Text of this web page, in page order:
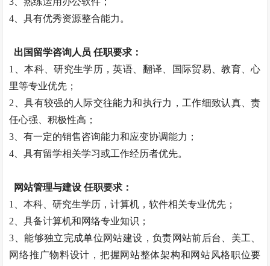
4、具有优秀资源整合能力。
出国留学咨询人员 任职要求：
1、本科、研究生学历，英语、翻译、国际贸易、教育、心
里等专业优先；
2、具有较强的人际交往能力和执行力，工作细致认真、责
任心强、积极性高；
3、有一定的销售咨询能力和应变协调能力；
4、具有留学相关学习或工作经历者优先。
网站管理与建设 任职要求：
1、本科、研究生学历，计算机，软件相关专业优先；
2、具备计算机和网络专业知识；
3、能够独立完成单位网站建设，负责网站前后台、美工、
网络推广物料设计，把握网站整体架构和网站风格职位要